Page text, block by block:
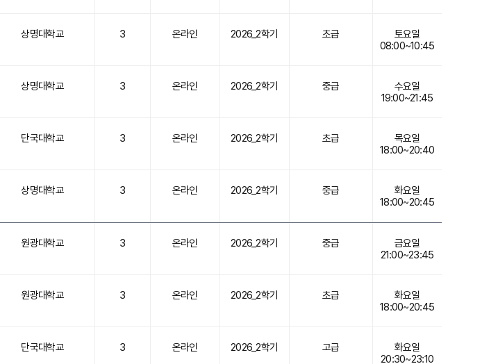
상명대학교 3 온라인 2026_2학기 초급
토요일
08:00~10:45
상명대학교 3 온라인 2026_2학기 중급
수요일
19:00~21:45
단국대학교 3 온라인 2026_2학기 초급
목요일
18:00~20:40
상명대학교 3 온라인 2026_2학기 중급
화요일
18:00~20:45
원광대학교 3 온라인 2026_2학기 중급
금요일
21:00~23:45
원광대학교 3 온라인 2026_2학기 초급
화요일
18:00~20:45
단국대학교 3 온라인 2026_2학기 고급
화요일
20:30~23:10